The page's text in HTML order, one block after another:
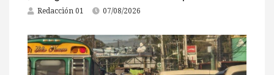
Redacción 01 07/08/2026